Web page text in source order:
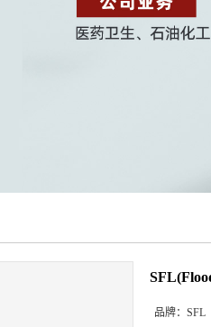
品牌： SFL